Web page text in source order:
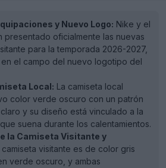
y Nuevo Logo: Nike y el
presentado oficialmente las nuevas
para la temporada 2026-2027,
el campo del nuevo logotipo del
Local: La camiseta local
color verde oscuro con un patrón
y su diseño está vinculado a la
suena durante los calentamientos.
la Camiseta Visitante y
camiseta visitante es de color gris
verde oscuro, y ambas